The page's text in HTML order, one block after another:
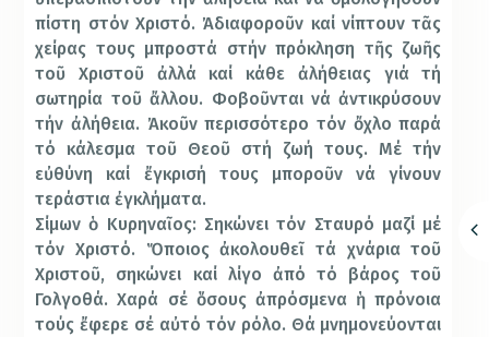
πίστη στόν Χριστό. Ἀδιαφοροῦν καί νίπτουν τᾶς
χείρας τους μπροστά στήν πρόκληση τῆς ζωῆς
τοῦ Χριστοῦ ἀλλά καί κάθε ἀλήθειας γιά τή
σωτηρία τοῦ ἄλλου. Φοβοῦνται νά ἀντικρύσουν
τήν ἀλήθεια. Ἀκοῦν περισσότερο τόν ὄχλο παρά
τό κάλεσμα τοῦ Θεοῦ στή ζωή τους. Μέ τήν
εὐθύνη καί ἔγκρισή τους μποροῦν νά γίνουν
τεράστια ἐγκλήματα.
Σίμων ὁ Κυρηναῖος: Σηκώνει τόν Σταυρό μαζί μέ
τόν Χριστό. Ὅποιος ἀκολουθεῖ τά χνάρια τοῦ
Χριστοῦ, σηκώνει καί λίγο ἀπό τό βάρος τοῦ
Γολγοθά. Χαρά σέ ὅσους ἀπρόσμενα ἡ πρόνοια
τούς ἔφερε σέ αὐτό τόν ρόλο. Θά μνημονεύονται